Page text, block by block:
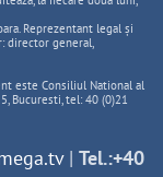
Reprezentant legal și
director general,
este Consiliul National al
Bucuresti, tel: 40 (0)21
| Tel.:+40